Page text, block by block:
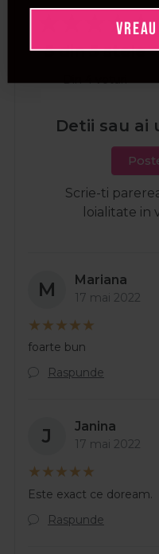
5 din 5 stele
Detii sau ai
Scrie-ti
loialitate in
M Mariana
17 mai 2022
foarte bun
Raspunde
J Janina
17 mai 2022
Este exact ce doream.
Raspunde